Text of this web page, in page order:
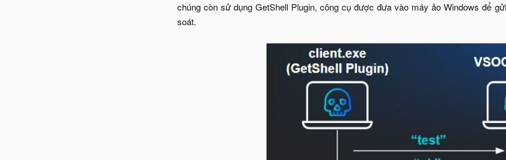
chúng còn sử dụng GetShell Plugin, công cụ được đưa vào máy ảo Windows để
soát.